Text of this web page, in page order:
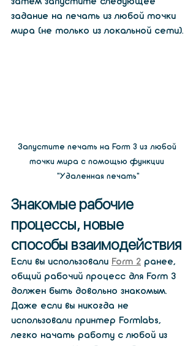
задание на печать из любой точки
мира (не только из локальной сети).
Запустите печать на Form 3 из любой
точки мира с помощью функции
«Удаленная печать»
Знакомые рабочие
процессы, новые
способы взаимодействия
Если вы использовали Form 2 ранее,
общий рабочий процесс для Form 3
должен быть довольно знакомым.
Даже если вы никогда не
использовали принтер Formlabs,
легко начать работу с любой из